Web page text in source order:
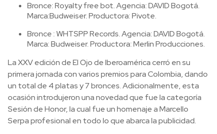
Bronce: Royalty free bot. Agencia: DAVID Bogotá.
Marca:Budweiser. Productora: Pivote.
Bronce : WHTSPP Records. Agencia: DAVID Bogotá.
Marca: Budweiser. Productora: Merlin Producciones.
La XXV edición de El Ojo de Iberoamérica cerró en su
primera jornada con varios premios para Colombia, dando
un total de 4 platas y 7 bronces. Adicionalmente, esta
ocasión introdujeron una novedad que fue la categoría
Sesión de Honor, la cual fue un homenaje a Marcello
Serpa profesional en todo lo que abarca la publicidad.